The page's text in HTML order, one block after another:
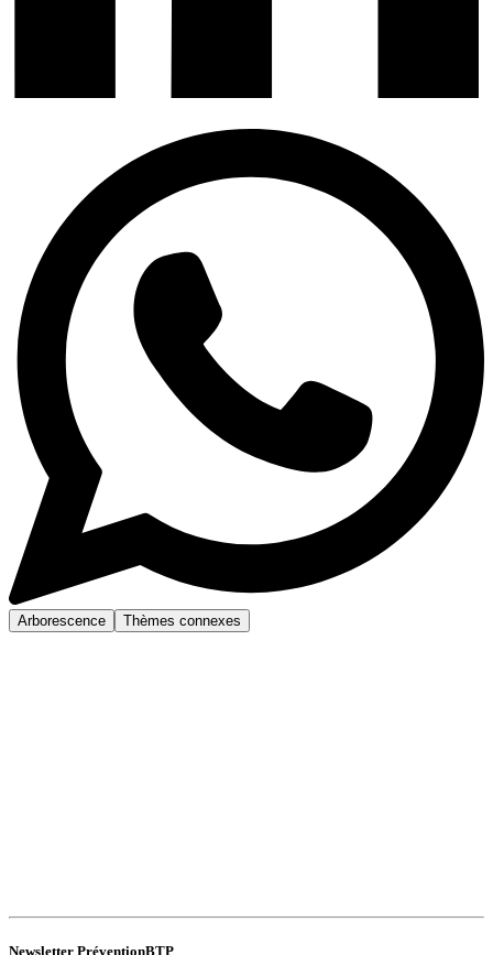
Arborescence Thèmes connexes
Newsletter PréventionBTP